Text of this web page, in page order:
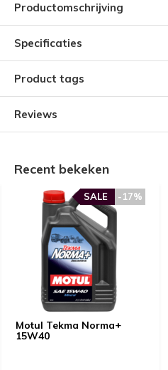
Productomschrijving
Specificaties
Product tags
Reviews
Recent bekeken
Motul Tekma Norma+
15W40
-17%
SALE